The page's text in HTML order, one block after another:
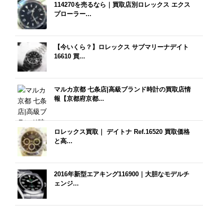
114270を売るなら｜買取店別ロレックス エクス
プローラー...
【今いくら？】ロレックス サブマリーナデイト
16610 買...
マルカ京都 七条店|高級ブランド時計の買取店情
報【京都府京都...
ロレックス買取｜ デイトナ Ref.16520 買取価格
と高...
2016年新型エアキング116900｜大胆なモデルチ
ェンジ...